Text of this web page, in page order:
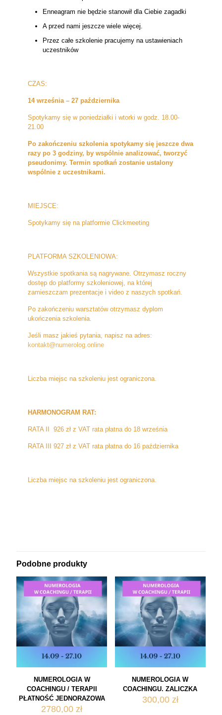
Enneagram nie będzie stanowił dla Ciebie zagadki
A przed nami jeszcze wiele więcej.
Przez całe szkolenie pracujemy na ustawieniach
uczestników
CZAS:
14 września – 27 października
Spotykamy się w poniedziałki i wtorki w godz. 18.00-
21.00
Po zakończeniu szkolenia spotykamy się jeszcze dwa
razy po 3 godziny, by wspólnie analizować, tworzyć
pseudonimy. Termin spotkań zostanie ustalony
wspólnie z uczestnikami.
MIEJSCE:
Spotykamy się na platformie Clickmeeting
PLATFORMA SZKOLENIOWA:
Wszystkie spotkania są nagrywane. Otrzymasz roczny
dostęp do platformy szkoleniowej, na której
zamieszczam prezentacje i video z naszych spotkań.
Po zakończeniu warsztatów otrzymasz dyplom
ukończenia szkolenia.
Jeśli masz jakieś pytania, napisz na adres:
kontakt@numerolog.online
Liczba miejsc na szkoleniu jest ograniczona.
HARMONOGRAM RAT:
RATA II 926 zł z VAT rata płatna do 18 września
RATA III 927 zł z VAT rata płatna do 16 października
Liczba miejsc na szkoleniu jest ograniczona.
Podobne produkty
NUMEROLOGIA W
COACHINGU / TERAPII
PŁATNOŚĆ JEDNORAZOWA
2780,00zł
NUMEROLOGIA W
COACHINGU. ZALICZKA
300,00 zł